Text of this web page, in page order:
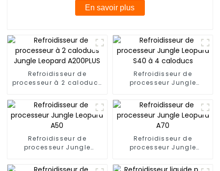
En savoir plus
Refroidisseur de
processeur à 2 caloducs
Refroidisseur de
processeur Jungle
caloducs
Refroidisseur de
processeur Jungle
Refroidisseur de
processeur Jungle